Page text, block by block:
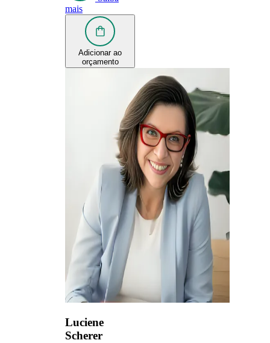
mais
Adicionar ao
orçamento
Luciene
Scherer